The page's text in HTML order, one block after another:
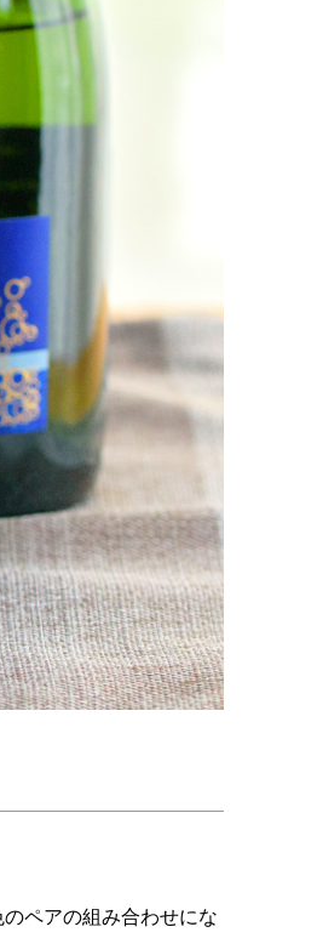
ペアの組み合わせにな